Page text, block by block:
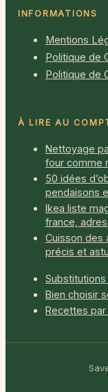
INFORMATIONS
Mentions
Politique de
Politique de
À LIRE AU
Nettoyage
four comme
50 idées
pendaisons
Ikea liste
france,
Cuisson des
précis et
Bien choisir
Recettes par